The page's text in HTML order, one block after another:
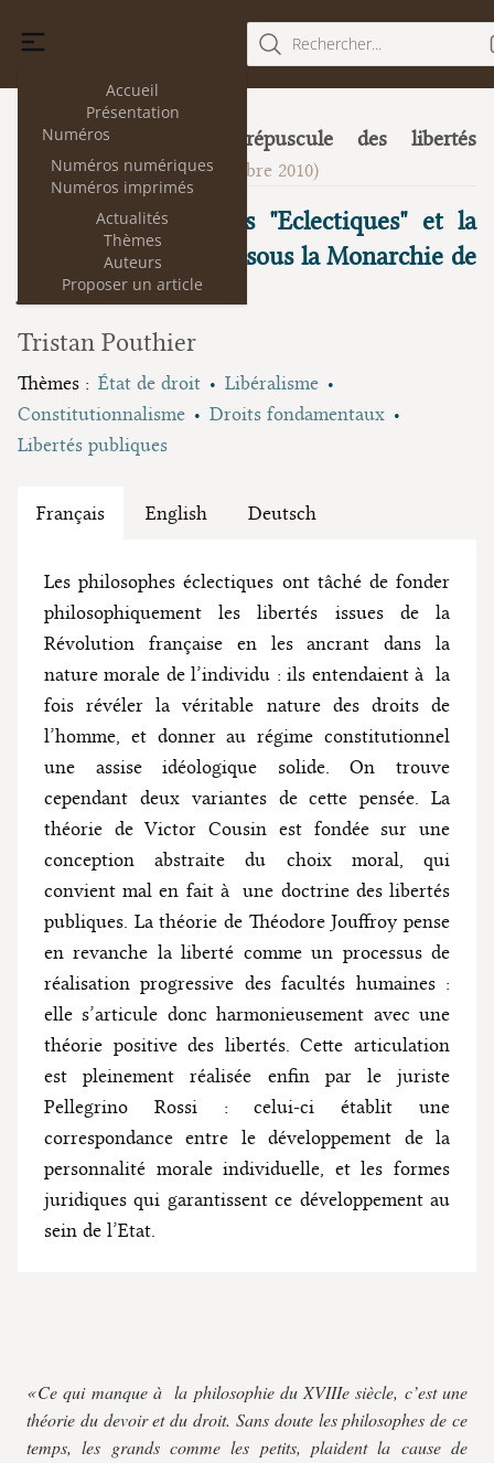
Accueil
Présentation
Numéros
Numéros numériques
Numéros imprimés
Actualités
Thèmes
Auteurs
Proposer un article
Rechercher...
5
Mutation ou crépuscule des libertés
publiques? (décembre 2010)
Le droit naturel des "Eclectiques" et la
doctrine des libertés sous la Monarchie de
Juillet
Tristan Pouthier
Thèmes : État de droit
Libéralisme
Constitutionnalisme
Droits fondamentaux
Libertés publiques
Français English Deutsch
Les philosophes éclectiques ont tâché de fonder
philosophiquement les libertés issues de la
Révolution française en les ancrant dans la
nature morale de l’individu : ils entendaient à la
fois révéler la véritable nature des droits de
l’homme, et donner au régime constitutionnel
une assise idéologique solide. On trouve
cependant deux variantes de cette pensée. La
théorie de Victor Cousin est fondée sur une
conception abstraite du choix moral, qui
convient mal en fait à une doctrine des libertés
publiques. La théorie de Théodore Jouffroy pense
en revanche la liberté comme un processus de
réalisation progressive des facultés humaines :
elle s’articule donc harmonieusement avec une
théorie positive des libertés. Cette articulation
est pleinement réalisée enfin par le juriste
Pellegrino Rossi : celui-ci établit une
correspondance entre le développement de la
personnalité morale individuelle, et les formes
juridiques qui garantissent ce développement au
sein de l’Etat.
« Ce qui manque à la philosophie du XVIIIe siècle, c’est une
théorie du devoir et du droit. Sans doute les philosophes de ce
temps, les grands comme les petits, plaident la cause de